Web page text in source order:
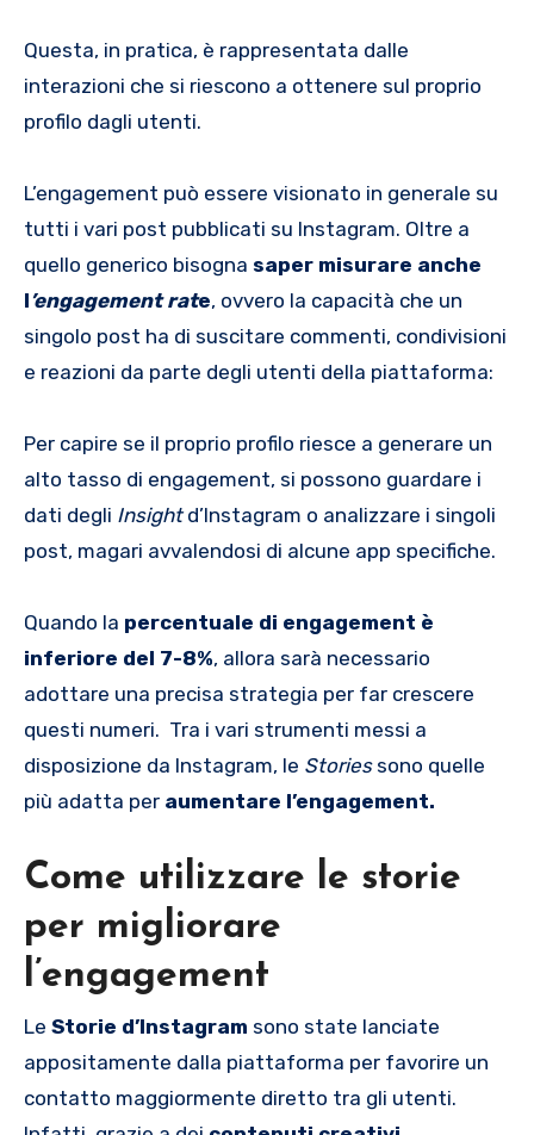
Questa, in pratica, è rappresentata dalle
interazioni che si riescono a ottenere sul proprio
profilo dagli utenti.
L’engagement può essere visionato in generale su
tutti i vari post pubblicati su Instagram. Oltre a
quello generico bisogna saper misurare anche
l’engagement rate, ovvero la capacità che un
singolo post ha di suscitare commenti, condivisioni
e reazioni da parte degli utenti della piattaforma:
Per capire se il proprio profilo riesce a generare un
alto tasso di engagement, si possono guardare i
dati degli Insightd’Instagram o analizzare i singoli
post, magari avvalendosi di alcune app specifiche.
Quando la percentuale di engagement è
inferiore del 7-8%, allora sarà necessario
adottare una precisa strategia per far crescere
questi numeri. Tra i vari strumenti messi a
disposizione da Instagram, le Storiessono quelle
più adatta per aumentare l’engagement.
Come utilizzare le storie
per migliorare
l’engagement
Le Storie d’Instagram sono state lanciate
appositamente dalla piattaforma per favorire un
contatto maggiormente diretto tra gli utenti.